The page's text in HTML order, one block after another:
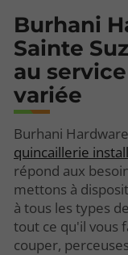
Burhani
Sainte
au
variée
Burhani
quincaillerie
répond aux
mettons à
à tous les types
tout ce qu'il vous
couper,